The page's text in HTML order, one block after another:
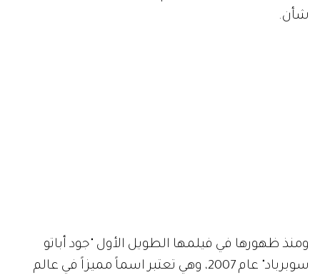
شأن.
ومنذ ظهورها في فيلمها الطويل الأول "جود أباتو
سوبرباد" عام 2007، وهي تعتبر اسماً مميزاً في عالم